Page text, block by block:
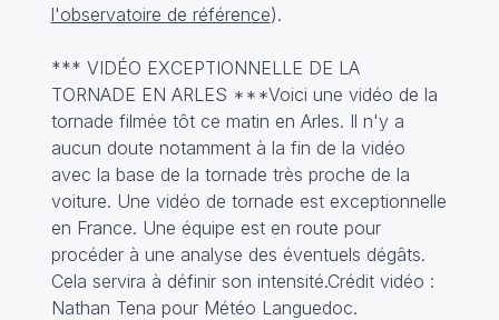
l'observatoire de référence).
*** VIDÉO EXCEPTIONNELLE DE LA
TORNADE EN ARLES ***Voici une vidéo de la
tornade filmée tôt ce matin en Arles. Il n'y a
aucun doute notamment à la fin de la vidéo
avec la base de la tornade très proche de la
voiture. Une vidéo de tornade est exceptionnelle
en France. Une équipe est en route pour
procéder à une analyse des éventuels dégâts.
Cela servira à définir son intensité.Crédit vidéo :
Nathan Tena pour Météo Languedoc.